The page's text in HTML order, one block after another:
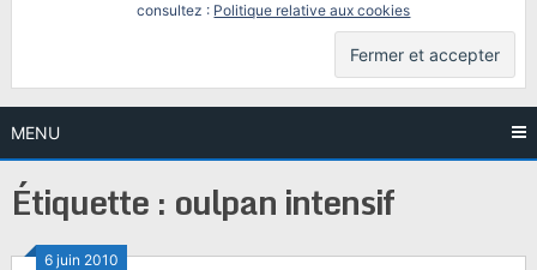
consultez : Politique relative aux cookies
MENU
Étiquette : oulpan intensif
6 juin 2010